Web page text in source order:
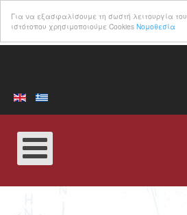
Για να εξασφαλίσουμε τη σωστή λειτουργία του
ιστότοπου χρησιμοποιούμε Cookies Νομοθεσία